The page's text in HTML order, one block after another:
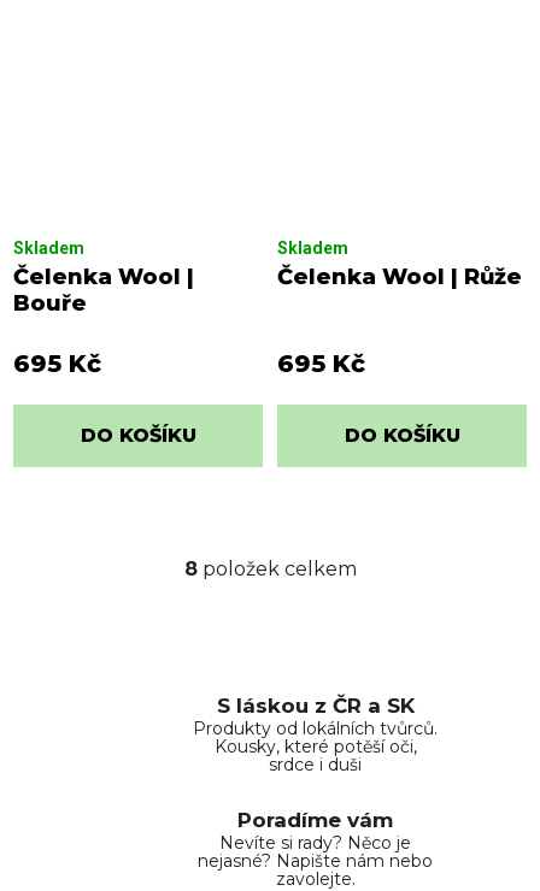
Čelenka Wool |
Bouře
Skladem
695 Kč
DO KOŠÍKU
Čelenka Wool | Růže
Skladem
695 Kč
DO KOŠÍKU
O
a
c
í
r
v
k
8položek celkem
S láskou z ČR a SK
Produkty od lokálních tvůrců.
Kousky, které potěší oči,
srdce i duši
Poradíme vám
Nevíte si rady? Něco je
nejasné? Napište nám nebo
zavolejte.